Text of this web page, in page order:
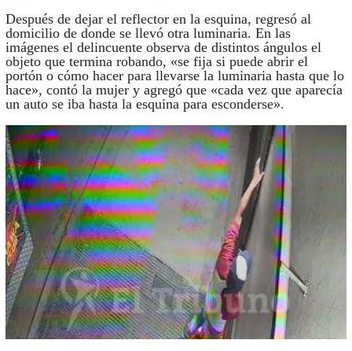
Después de dejar el reflector en la esquina, regresó al
domicilio de donde se llevó otra luminaria. En las
imágenes el delincuente observa de distintos ángulos el
objeto que termina robando, «se fija si puede abrir el
portón o cómo hacer para llevarse la luminaria hasta que lo
hace», contó la mujer y agregó que «cada vez que aparecía
un auto se iba hasta la esquina para esconderse».